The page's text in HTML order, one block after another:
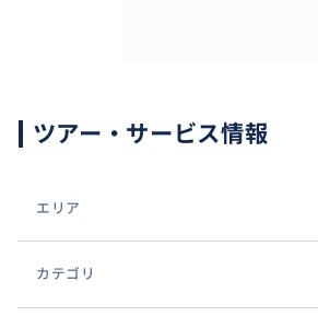
ツアー・サービス情報
エリア
カテゴリ